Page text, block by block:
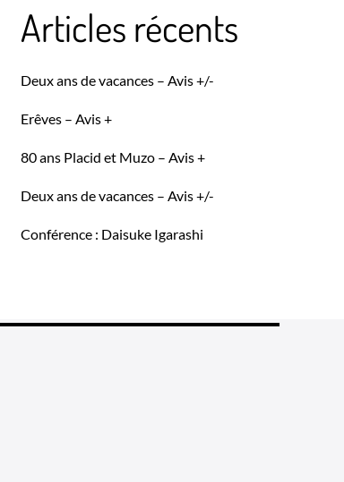
Articles récents
Deux ans de vacances – Avis +/-
Erêves – Avis +
80 ans Placid et Muzo – Avis +
Deux ans de vacances – Avis +/-
Conférence : Daisuke Igarashi